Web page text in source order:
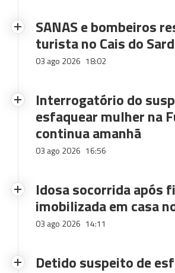
SANAS e bombeiros
turista no Cais do
03 ago 2026 18:02
Interrogatório do
esfaquear mulher na
continua amanhã
03 ago 2026 16:56
Idosa socorrida após
imobilizada em casa
03 ago 2026 14:11
Detido suspeito de